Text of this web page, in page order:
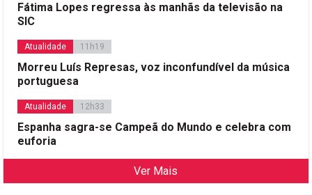
Fátima Lopes regressa às manhãs da televisão na
SIC
Atualidade 11h19
Morreu Luís Represas, voz inconfundível da música
portuguesa
Atualidade 12h33
Espanha sagra-se Campeã do Mundo e celebra com
euforia
Ver Mais